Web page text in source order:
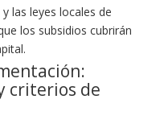
las leyes locales de
los subsidios cubrirán
criterios de